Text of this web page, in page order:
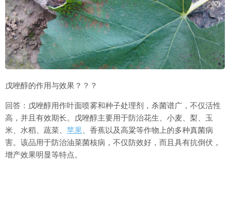
戊唑醇的作用与效果？？？
回答：戊唑醇用作叶面喷雾和种子处理剂，杀菌谱广，不仅活性
高，并且有效期长。戊唑醇主要用于防治花生、小麦、梨、玉
米、水稻、蔬菜、 苹果 、香蕉以及高粱等作物上的多种真菌病
害。该品用于防治油菜菌核病，不仅防效好，而且具有抗倒伏，
增产效果明显等特点。